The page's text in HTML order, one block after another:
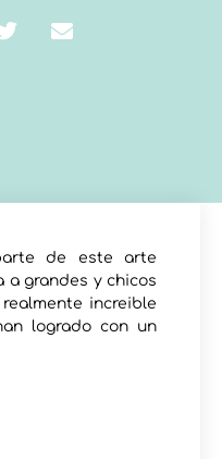
de este arte
a grandes y chicos
increible
logrado con un